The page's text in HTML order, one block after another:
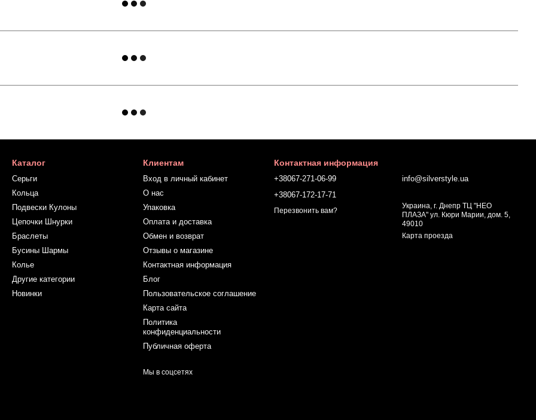
Каталог
Серьги
Кольца
Подвески Кулоны
Цепочки Шнурки
Браслеты
Бусины Шармы
Колье
Другие категории
Новинки
Клиентам
Вход в личный кабинет
О нас
Упаковка
Оплата и доставка
Обмен и возврат
Отзывы о магазине
Контактная информация
Блог
Пользовательское соглашение
Карта сайта
Политика
конфиденциальности
Публичная оферта
Мы в соцсетях
Контактная информация
+38067-271-06-99
+38067-172-17-71
Перезвонить вам?
info@silverstyle.ua
Украина, г. Днепр ТЦ "НЕО
ПЛАЗА" ул. Кюри Марии, дом. 5,
49010
Карта проезда